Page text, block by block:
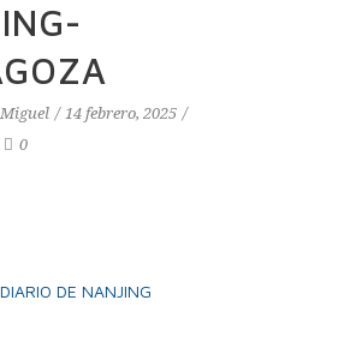
14 febrero, 2025
0
DE NANJING